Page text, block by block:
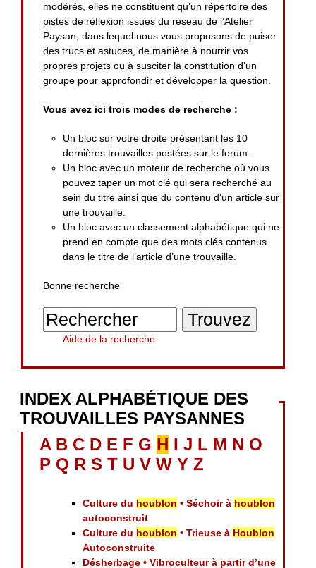
modérés, elles ne constituent qu’un répertoire des
pistes de réflexion issues du réseau de l’Atelier
Paysan, dans lequel nous vous proposons de puiser
des trucs et astuces, de manière à nourrir vos
propres projets ou à susciter la constitution d’un
groupe pour approfondir et développer la question.
Vous avez ici trois modes de recherche :
Un bloc sur votre droite présentant les 10
dernières trouvailles postées sur le forum.
Un bloc avec un moteur de recherche où vous
pouvez taper un mot clé qui sera recherché au
sein du titre ainsi que du contenu d’un article sur
une trouvaille.
Un bloc avec un classement alphabétique qui ne
prend en compte que des mots clés contenus
dans le titre de l’article d’une trouvaille.
Bonne recherche
Aide de la recherche
INDEX ALPHABÉTIQUE DES
TROUVAILLES PAYSANNES
A B C D E F G H I J L M N O
P Q R S T U V W Y Z
Culture du houblon • Séchoir à houblon
autoconstruit
Culture du houblon • Trieuse à Houblon
Autoconstruite
Désherbage • Vibroculteur à partir d’une